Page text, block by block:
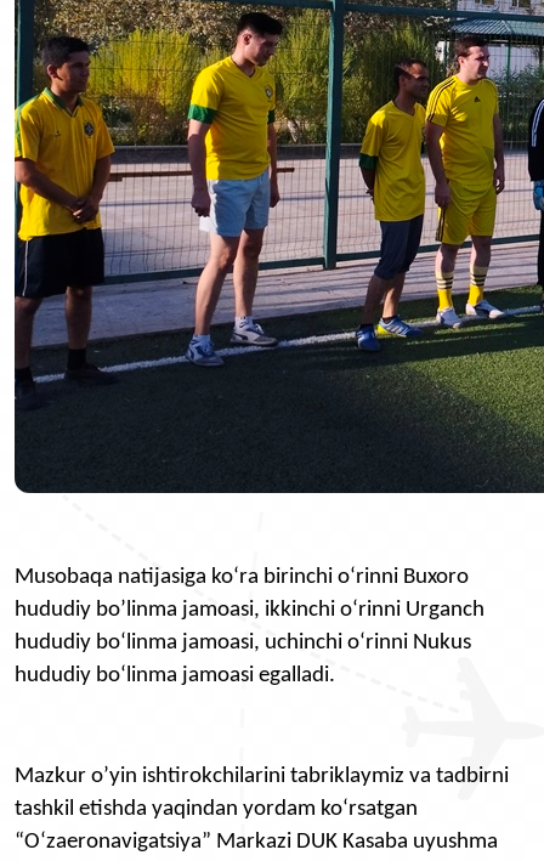
Musobaqa natijasiga ko‘ra birinchi o‘rinni Buxoro
hududiy bo’linma jamoasi, ikkinchi o‘rinni Urganch
hududiy bo‘linma jamoasi, uchinchi o‘rinni Nukus
hududiy bo‘linma jamoasi egalladi.
Mazkur o’yin ishtirokchilarini tabriklaymiz va tadbirni
tashkil etishda yaqindan yordam ko‘rsatgan
“O‘zaeronavigatsiya” Markazi DUK Kasaba uyushma